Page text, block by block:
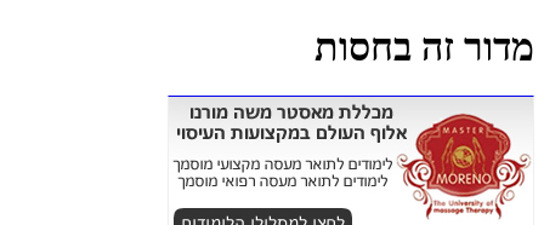
מדור זה בחסות